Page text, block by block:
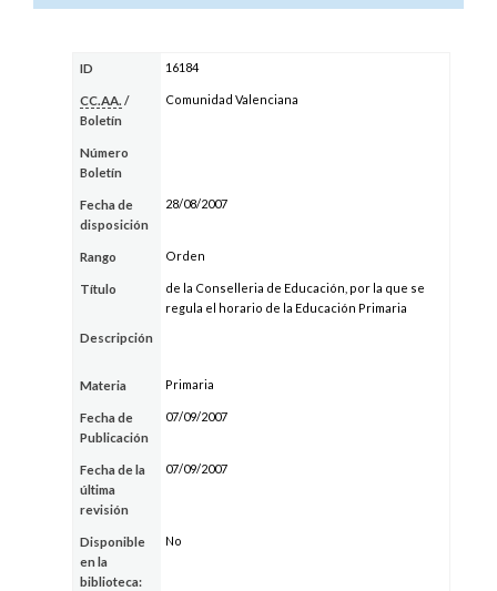
ID 16184
CC.AA. /
Boletín
Comunidad Valenciana
Número
Boletín
Fecha de
disposición
28/08/2007
Rango Orden
Título
de la Conselleria de Educación, por la que se
regula el horario de la Educación Primaria
Descripción
Materia Primaria
Fecha de
Publicación
07/09/2007
Fecha de la
última
revisión
07/09/2007
Disponible
en la
biblioteca:
No